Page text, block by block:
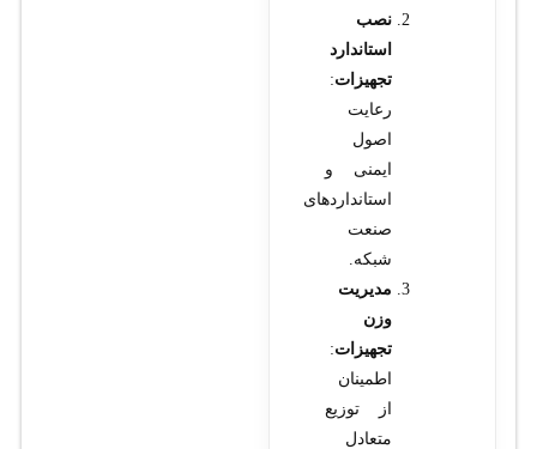
نصب
استاندارد
تجهیزات:
رعایت
اصول
ایمنی و
استانداردهای
صنعت
شبکه.
مدیریت
وزن
تجهیزات:
اطمینان
از توزیع
متعادل